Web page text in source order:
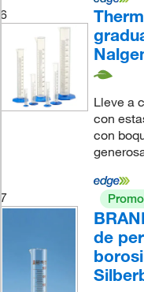
6
Lleve a
con
con
7
de